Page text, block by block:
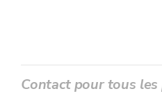
Contact pour tous